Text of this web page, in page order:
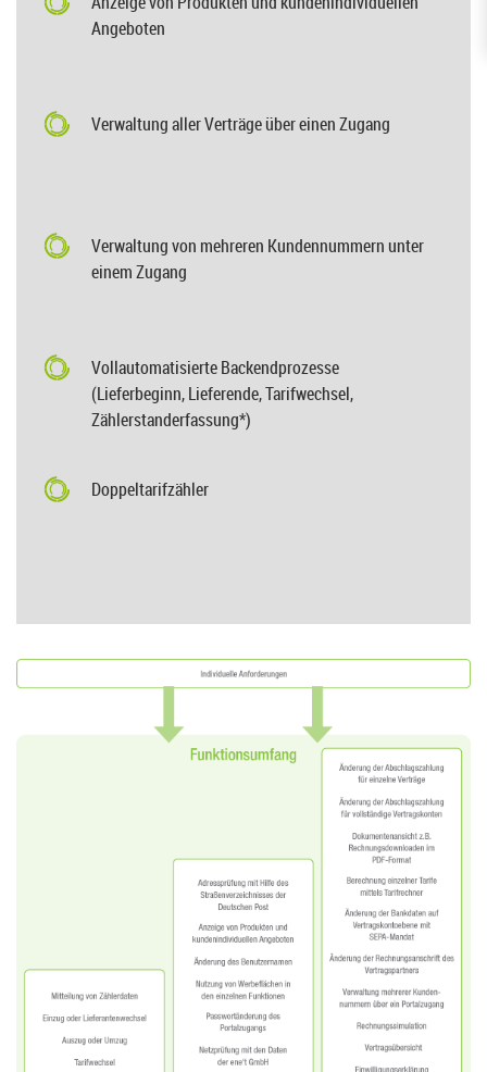
Angeboten
Verwaltung aller Verträge über einen Zugang
Verwaltung von mehreren Kundennummern unter
einem Zugang
Vollautomatisierte Backendprozesse
(Lieferbeginn, Lieferende, Tarifwechsel,
Zählerstanderfassung*)
Doppeltarifzähler